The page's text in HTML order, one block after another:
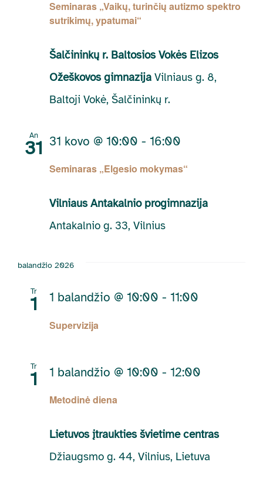
Seminaras „Vaikų, turinčių autizmo spektro
sutrikimų, ypatumai“
Šalčininkų r. Baltosios Vokės Elizos
Ožeškovos gimnazija Vilniaus g. 8,
Baltoji Vokė, Šalčininkų r.
An
31
Seminaras „Elgesio mokymas“
31 kovo @ 10:00 - 16:00
Vilniaus Antakalnio progimnazija
Antakalnio g. 33, Vilnius
balandžio 2026
Tr
1
Supervizija
1 balandžio @ 10:00 - 11:00
Tr
1
Metodinė diena
1 balandžio @ 10:00 - 12:00
Lietuvos įtraukties švietime centras
Džiaugsmo g. 44, Vilnius, Lietuva